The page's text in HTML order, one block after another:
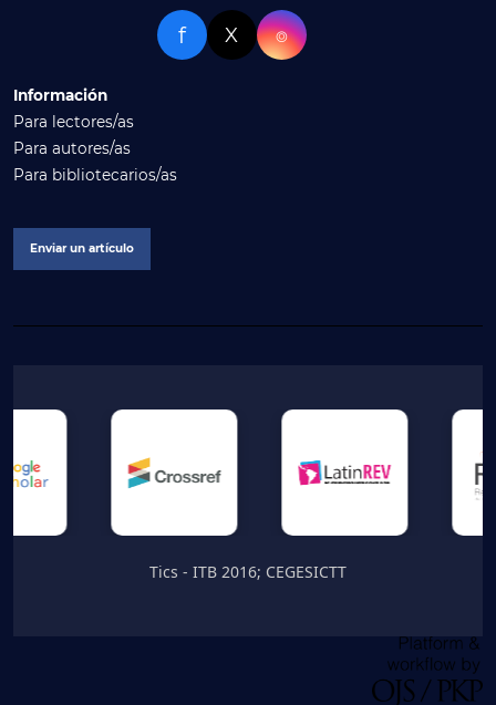
f X ⌾
Información
Para lectores/as
Para autores/as
Para bibliotecarios/as
Enviar un artículo
Tics - ITB 2016; CEGESICTT